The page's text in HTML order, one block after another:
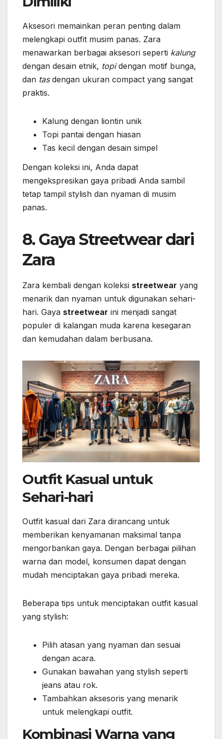
Aksesori memainkan peran penting dalam
melengkapi outfit musim panas. Zara
menawarkan berbagai aksesori seperti kalung
dengan desain etnik, topidengan motif bunga,
dan tasdengan ukuran compact yang sangat
praktis.
Kalung dengan liontin unik
Topi pantai dengan hiasan
Tas kecil dengan desain simpel
Dengan koleksi ini, Anda dapat
mengekspresikan gaya pribadi Anda sambil
tetap tampil stylish dan nyaman di musim
panas.
8. Gaya Streetwear dari
Zara
Zara kembali dengan koleksi streetwear yang
menarik dan nyaman untuk digunakan sehari-
hari. Gaya streetwear ini menjadi sangat
populer di kalangan muda karena kesegaran
dan kemudahan dalam berbusana.
Outfit Kasual untuk
Sehari-hari
Outfit kasual dari Zara dirancang untuk
memberikan kenyamanan maksimal tanpa
mengorbankan gaya. Dengan berbagai pilihan
warna dan model, konsumen dapat dengan
mudah menciptakan gaya pribadi mereka.
Beberapa tips untuk menciptakan outfit kasual
yang stylish:
Pilih atasan yang nyaman dan sesuai
dengan acara.
Gunakan bawahan yang stylish seperti
jeans atau rok.
Tambahkan aksesoris yang menarik
untuk melengkapi outfit.
Kombinasi Warna yang